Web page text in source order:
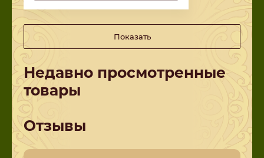
Отзывы
Показать
Недавно просмотренные
товары